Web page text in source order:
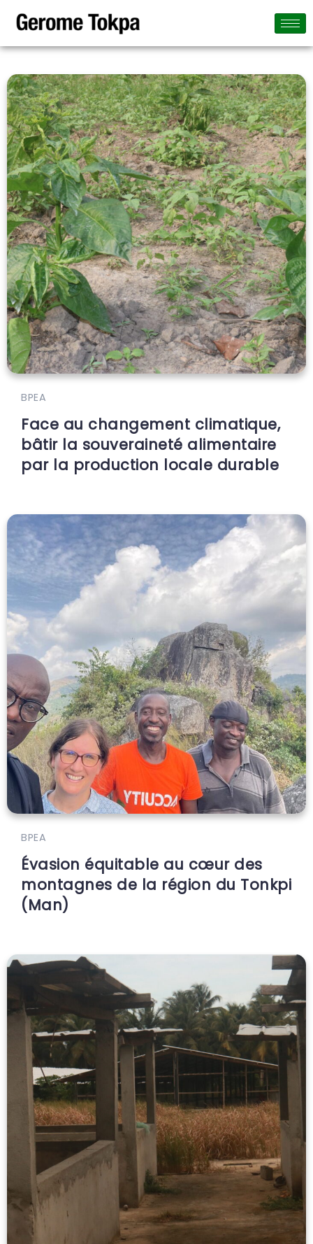
BPEA
Face au changement climatique,
bâtir la souveraineté alimentaire
par la production locale durable
BPEA
Évasion équitable au cœur des
montagnes de la région du Tonkpi
(Man)